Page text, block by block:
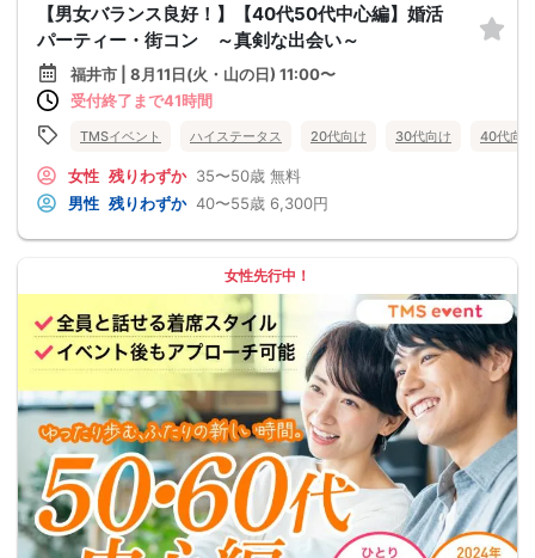
【男女バランス良好！】【40代50代中心編】婚活
パーティー・街コン ～真剣な出会い～
福井市 | 8月11日(火・山の日) 11:00〜
受付終了まで41時間
TMSイベント ハイステータス 20代向け 30代向け 40代向け
女性 残りわずか 35〜50歳 無料
男性 残りわずか 40〜55歳 6,300円
女性先行中！